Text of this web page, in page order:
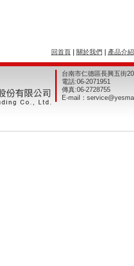
回首頁| 關於我們 | 產品介紹
台南市仁德區長興五街
電話:06-2071951
傳真:06-2728755
E-mail：